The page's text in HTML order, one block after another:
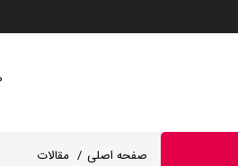
صفحه اصلی مقالات